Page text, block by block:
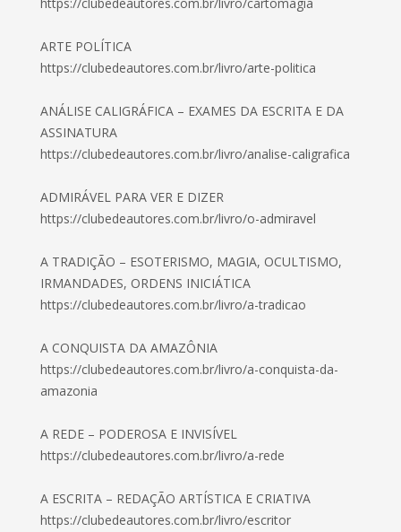
ARTE POLÍTICA
https://clubedeautores.com.br/livro/arte-politica
ANÁLISE CALIGRÁFICA – EXAMES DA ESCRITA E DA
ASSINATURA
https://clubedeautores.com.br/livro/analise-caligrafica
ADMIRÁVEL PARA VER E DIZER
https://clubedeautores.com.br/livro/o-admiravel
A TRADIÇÃO – ESOTERISMO, MAGIA, OCULTISMO,
IRMANDADES, ORDENS INICIÁTICA
https://clubedeautores.com.br/livro/a-tradicao
A CONQUISTA DA AMAZÔNIA
https://clubedeautores.com.br/livro/a-conquista-da-
amazonia
A REDE – PODEROSA E INVISÍVEL
https://clubedeautores.com.br/livro/a-rede
A ESCRITA – REDAÇÃO ARTÍSTICA E CRIATIVA
https://clubedeautores.com.br/livro/escritor